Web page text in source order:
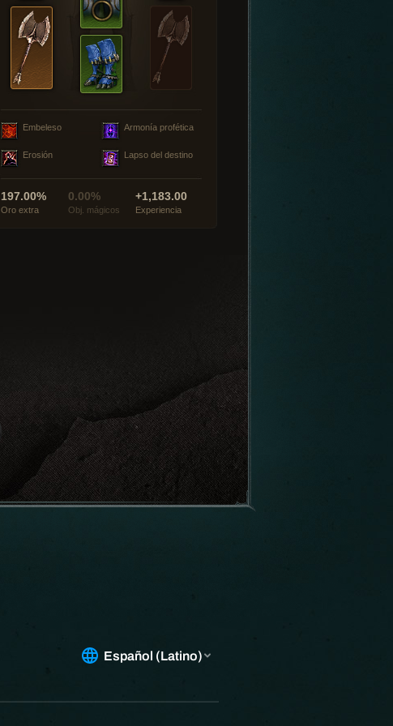
Embeleso Armonía profética
Erosión Lapso del destino
197.00%
Oro extra
0.00%
Obj. mágicos
+1,183.00
Experiencia